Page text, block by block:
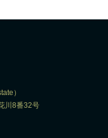
）
川8番32号